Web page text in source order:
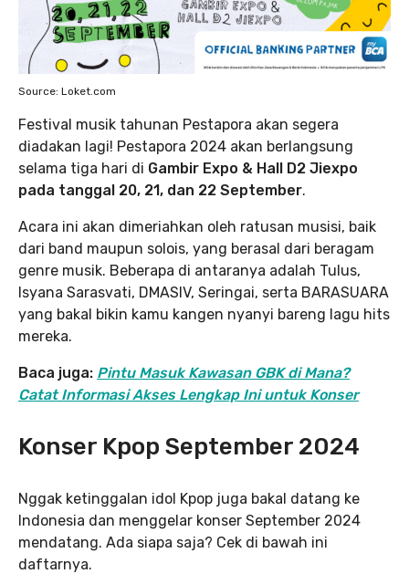
Source: Loket.com
Festival musik tahunan Pestapora akan segera
diadakan lagi! Pestapora 2024 akan berlangsung
selama tiga hari di Gambir Expo & Hall D2 Jiexpo
pada tanggal 20, 21, dan 22 September.
Acara ini akan dimeriahkan oleh ratusan musisi, baik
dari band maupun solois, yang berasal dari beragam
genre musik. Beberapa di antaranya adalah Tulus,
Isyana Sarasvati, DMASIV, Seringai, serta BARASUARA
yang bakal bikin kamu kangen nyanyi bareng lagu hits
mereka.
Baca juga: Pintu Masuk Kawasan GBK di Mana?
Catat Informasi Akses Lengkap Ini untuk Konser
Konser Kpop September 2024
Nggak ketinggalan idol Kpop juga bakal datang ke
Indonesia dan menggelar konser September 2024
mendatang. Ada siapa saja? Cek di bawah ini
daftarnya.